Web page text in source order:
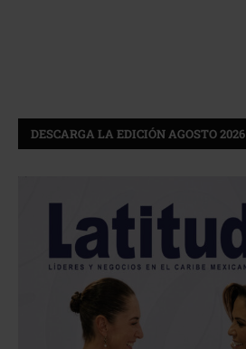
DESCARGA LA EDICIÓN AGOSTO 2026